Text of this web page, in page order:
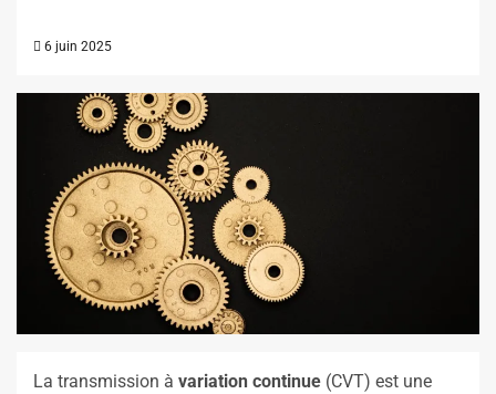
6 juin 2025
La transmission à variation continue (CVT) est une